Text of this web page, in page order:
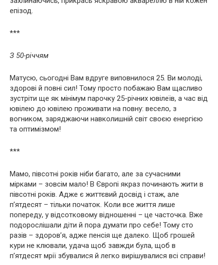
епізод.
***
З 50-річчям
Матусю, сьогодні Вам вдруге виповнилося 25. Ви молоді,
здорові й повні сил! Тому просто побажаю Вам щасливо
зустріти ще як мінімум парочку 25-річних ювілеїв, а час від
ювілею до ювілею проживати на повну: весело, з
вогником, заряджаючи навколишній світ своєю енергією
та оптимізмом!
***
Мамо, півсотні років ніби багато, але за сучасними
мірками – зовсім мало! В Європі якраз починають жити в
півсотні років. Адже є життєвий досвід і стаж, але
п’ятдесят – тільки початок. Коли все життя лише
попереду, у відсотковому відношенні – це часточка. Вже
подорослішали діти й пора думати про себе! Тому сто
разів – здоров’я, адже пенсія ще далеко. Щоб грошей
кури не клювали, удача щоб завжди була, щоб в
п’ятдесят мрії збувалися й легко вирішувалися всі справи!